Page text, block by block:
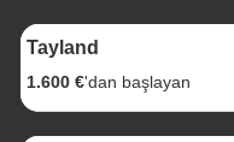
Tayland
1.600 €'dan başlayan
1 Gece 2 Gün